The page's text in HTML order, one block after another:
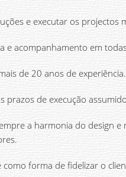
e executar os projectos
e acompanhamento em
de 20 anos de experiência.
prazos de execução
a harmonia do design
forma de fidelizar o